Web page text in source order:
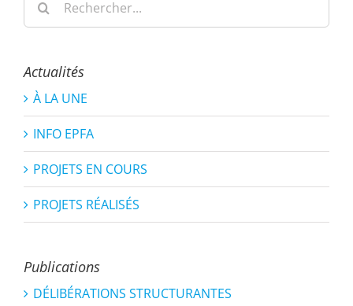
Actualités
À LA UNE
INFO EPFA
PROJETS EN COURS
PROJETS RÉALISÉS
Publications
DÉLIBÉRATIONS STRUCTURANTES